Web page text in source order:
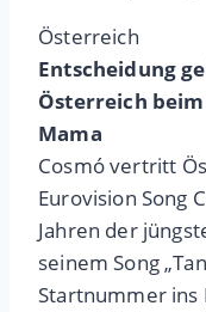
Österreich
Entscheidung
Österreich
Mama
Cosmó vertritt
Eurovision Song
Jahren der
seinem Song
Startnummer ins